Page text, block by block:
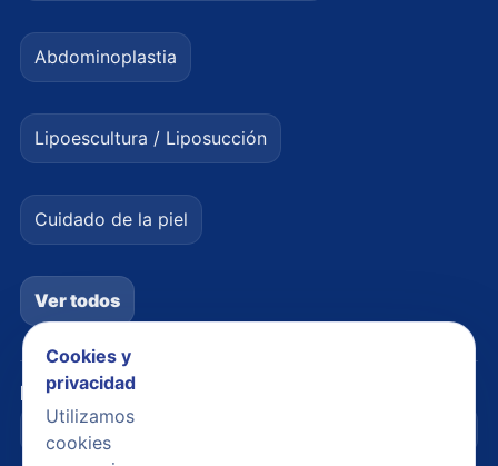
Abdominoplastia
Lipoescultura / Liposucción
Cuidado de la piel
Ver todos
Legal
Avisos legales
Cookies y
privacidad
Utilizamos
cookies